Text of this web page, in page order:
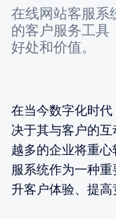
在线网站客服系
的客户服务工具
好处和价值。
在当今数字化时
决于其与客户的
越多的企业将重
服系统作为一种
升客户体验、提高